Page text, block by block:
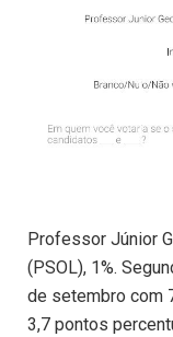
Professor Júnior
(PSOL), 1%.
de setembro com
3,7 pontos